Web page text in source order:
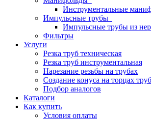
Инструментальные
Импульсные трубы
Импульсные трубы из
Фильтры
Услуги
Резка труб техническая
Резка труб инструментальная
Нарезание резьбы на трубах
Создание конуса на торцах труб
Подбор аналогов
Каталоги
Как купить
Условия оплаты